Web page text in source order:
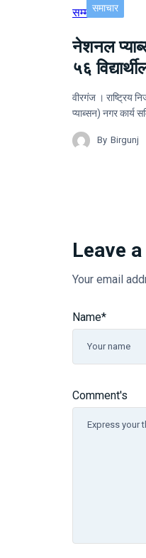
समाचार
नेशनल
५६
वीरगंज । राष्ट्रिय
प्याब्सन) नगर कार्य
By Birgunj
Leave
Your email
Comment's
Name*